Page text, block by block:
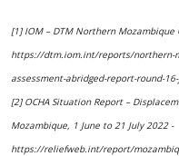
[1] IOM – DTM Northern Mozambique
https://dtm.iom.int/reports/northern-
assessment-abridged-report-round-
[2] OCHA Situation Report –
Mozambique, 1 June to 21 July 2022 -
https://reliefweb.int/report/